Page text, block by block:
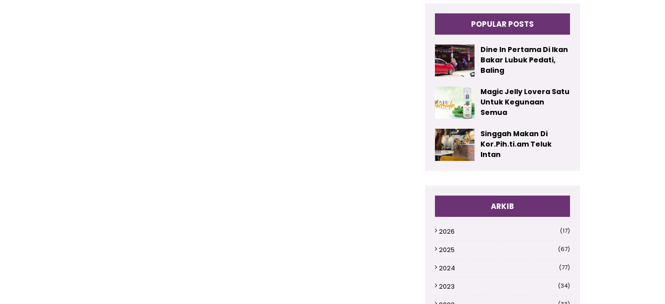
POPULAR POSTS
Dine In Pertama Di Ikan
Bakar Lubuk Pedati,
Baling
Magic Jelly Lovera Satu
Untuk Kegunaan
Semua
Singgah Makan Di
Kor.Pih.ti.am Teluk
Intan
ARKIB
2026 (17)
2025 (67)
2024 (77)
2023 (34)